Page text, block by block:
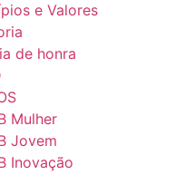
e Valores​
de honra
Mulher
Jovem
Inovação